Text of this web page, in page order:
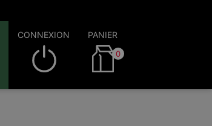
CONNEXION PANIER
0